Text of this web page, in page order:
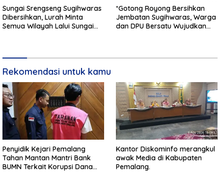
Sungai Srengseng Sugihwaras
Dibersihkan, Lurah Minta
Semua Wilayah Lalui Sungai
*Gotong Royong Bersihkan
Jembatan Sugihwaras, Warga
dan DPU Bersatu Wujudkan
Rekomendasi untuk kamu
Penyidik Kejari Pemalang
Tahan Mantan Mantri Bank
BUMN Terkait Korupsi Dana
Kantor Diskominfo merangkul
awak Media di Kabupaten
Pemalang.